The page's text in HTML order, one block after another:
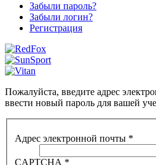
Забыли пароль?
Забыли логин?
Регистрация
Пожалуйста, введите адрес
ввести новый пароль для вашей
Адрес электронной почты *
CAPTCHA *